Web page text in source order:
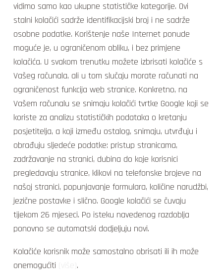
vidimo samo kao ukupne statističke kategorije. Ovi
stalni kolačići sadrže identifikacijski broj i ne sadrže
osobne podatke. Korištenje naše Internet ponude
moguće je, u ograničenom obliku, i bez primjene
kolačića. U svakom trenutku možete izbrisati kolačiće s
Vašeg računala, ali u tom slučaju morate računati na
ograničenost funkcija web stranice. Konkretno, na
Vašem računalu se snimaju kolačići tvrtke Google koji se
koriste za analizu statističkih podataka o kretanju
posjetitelja, a koji između ostalog, snimaju, utvrđuju i
obrađuju sljedeće podatke: pristup stranicama,
zadržavanje na stranici, dubina do koje korisnici
pregledavaju stranice, klikovi na telefonske brojeve na
našoj stranici, popunjavanje formulara, količine narudžbi,
jezične postavke i slično. Google kolačići se čuvaju
tijekom 26 mjeseci. Po isteku navedenog razdoblja
ponovno se automatski dodjeljuju novi.
Kolačiće korisnik može samostalno obrisati ili ih može
onemogućiti
.